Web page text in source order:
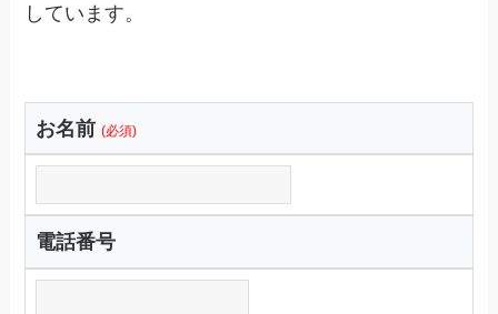
しています。
お名前 (必須)
電話番号